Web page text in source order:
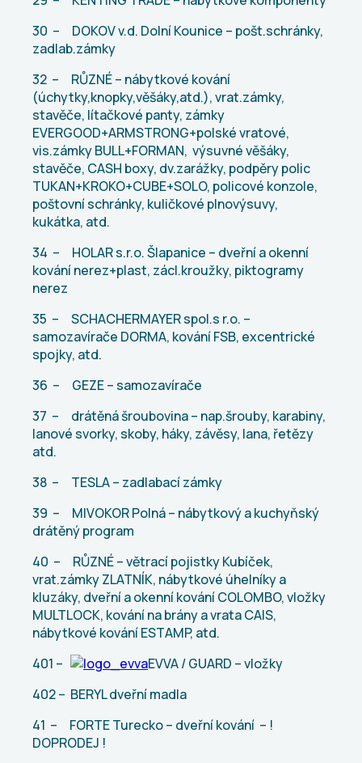
30 – DOKOV v.d. Dolní Kounice – pošt.schránky,
zadlab.zámky
32 – RŮZNÉ – nábytkové kování
(úchytky,knopky,věšáky,atd.), vrat.zámky,
stavěče, lítačkové panty, zámky
EVERGOOD+ARMSTRONG+polské vratové,
vis.zámky BULL+FORMAN, výsuvné věšáky,
stavěče, CASH boxy, dv.zarážky, podpěry polic
TUKAN+KROKO+CUBE+SOLO, policové konzole,
poštovní schránky, kuličkové plnovýsuvy,
kukátka, atd.
34 – HOLAR s.r.o. Šlapanice – dveřní a okenní
kování nerez+plast, zácl.kroužky, piktogramy
nerez
35 – SCHACHERMAYER spol.s r.o. –
samozavírače DORMA, kování FSB, excentrické
spojky, atd.
36 – GEZE – samozavírače
37 – drátěná šroubovina – nap.šrouby, karabiny,
lanové svorky, skoby, háky, závěsy, lana, řetězy
atd.
38 – TESLA – zadlabací zámky
39 – MIVOKOR Polná – nábytkový a kuchyňský
drátěný program
40 – RŮZNÉ – větrací pojistky Kubíček,
vrat.zámky ZLATNÍK, nábytkové úhelníky a
kluzáky, dveřní a okenní kování COLOMBO, vložky
MULTLOCK, kování na brány a vrata CAIS,
nábytkové kování ESTAMP, atd.
401 –
EVVA / GUARD – vložky
402 – BERYL dveřní madla
41 – FORTE Turecko – dveřní kování – !
DOPRODEJ !